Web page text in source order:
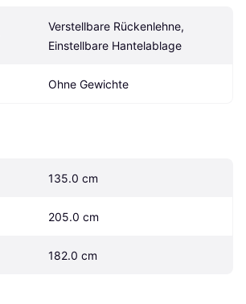
Verstellbare Rückenlehne,
Einstellbare Hantelablage
Ohne Gewichte
135.0 cm
205.0 cm
182.0 cm